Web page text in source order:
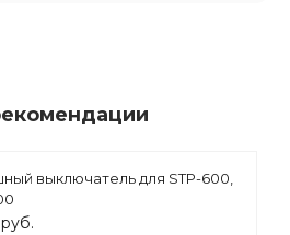
выключатель для STP-600,